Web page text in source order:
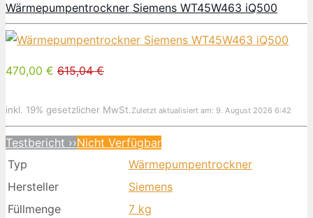
Wärmepumpentrockner Siemens WT45W463 iQ500
470,00 € 615,04 €
inkl. 19% gesetzlicher MwSt.Zuletzt aktualisiert am: 9. August 2026 6:42
Testbericht ››Nicht Verfügbar
Typ
Wärmepumpentrockner
Hersteller
Siemens
Füllmenge
7 kg